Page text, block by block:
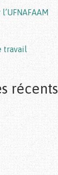
travail
récents